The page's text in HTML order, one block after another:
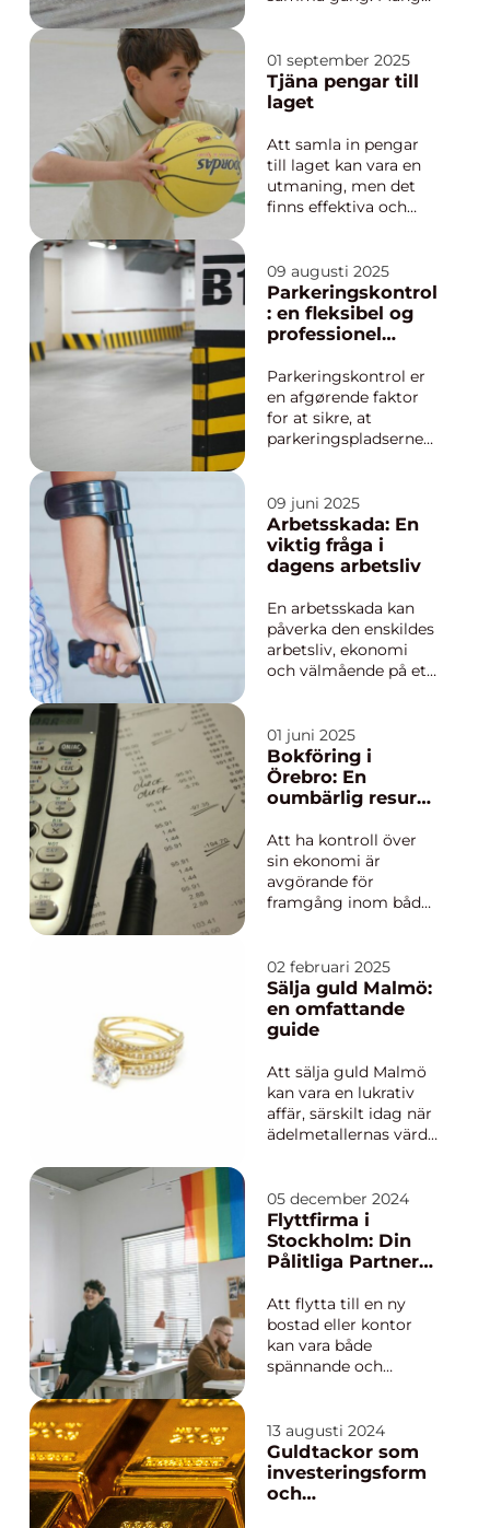
guldföremål som bara
ligger i en låda. I en
stad som Östersund,
hantverk, slöjd och
gamla
familjeklenoder, är
frågan oft...
01 september 2025
Tjäna pengar till
laget
Att samla in pengar
till laget kan vara en
utmaning, men det
finns effektiva och
inte bara om att
stärka lagkassan, utan
också om att bygga
laganda och ge
er...
09 augusti 2025
Parkeringskontrol
: en fleksibel og
professionel
Parkeringskontrol er
en afgørende faktor
for at sikre, at
parkeringspladserne
brugere kan få
adgang til dem.
Uanset om det drejer
sig om erhverv,
private fælles...
09 juni 2025
Arbetsskada: En
viktig fråga i
dagens arbetsliv
En arbetsskada kan
påverka den enskildes
arbetsliv, ekonomi
och välmående på ett
sig över alla
yrkeskategorier och
arbetsplatser.
Arbetsskador kan
01 juni 2025
Bokföring i
Örebro: En
oumbärlig resurs
privatpersoner
Att ha kontroll över
sin ekonomi är
avgörande för
framgång inom både
Örebro har blivit en
central aspekt för att
säkerställa att
ekonomiska
02 februari 2025
Sälja guld Malmö:
en omfattande
guide
Att sälja guld Malmö
kan vara en lukrativ
affär, särskilt idag när
ädelmetallernas värde
men för att maxa din
vinst, är det viktigt att
vara v&au...
05 december 2024
Flyttfirma i
Stockholm: Din
Pålitliga Partner
Att flytta till en ny
bostad eller kontor
kan vara både
spännande och
medför ofta stress
och en mängd
praktiska detaljer som
måste hanteras. Med
13 augusti 2024
Guldtackor som
investeringsform
och